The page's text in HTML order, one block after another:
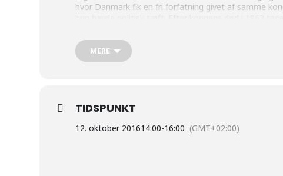
hvor Danmark fik en fri forfatning givet af samme
MERE
TIDSPUNKT
12. oktober 201614:00-16:00 (GMT+02:00)